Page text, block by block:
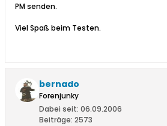
PM senden.
Viel Spaß beim Testen.
bernado
Forenjunky
Dabei seit: 06.09.2006
Beiträge: 2573